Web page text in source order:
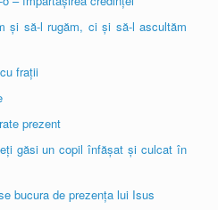
și să-l rugăm, ci și să-l ascultăm
frații
prezent
găsi un copil înfășat și culcat în
bucura de prezența lui Isus